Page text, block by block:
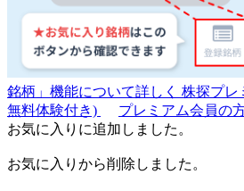
銘柄」機能について詳しく 株探プレ
無料体験付き)
プレミアム会員の
お気に入りに追加しました。
お気に入りから削除しました。